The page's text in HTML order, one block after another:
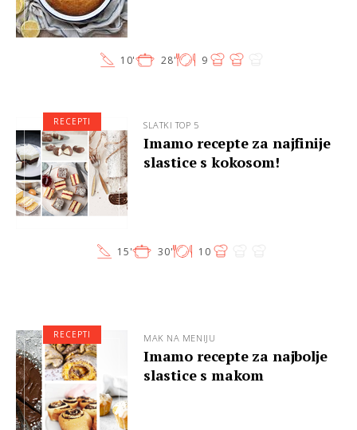
10' 28' 9
SLATKI TOP 5
Imamo recepte za najfinije
slastice s kokosom!
15' 30' 10
RECEPTI
MAK NA MENIJU
Imamo recepte za najbolje
slastice s makom
RECEPTI